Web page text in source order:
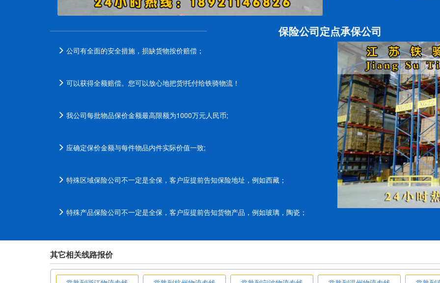
保险公司定点承保公司
公司有全面的安全措施，损缺货物按价赔偿；
可以获得全额赔偿。您可以放心地把货l托付给铁骑物流！
我公司每批物品保价金额最高限额为1000万元人民币;
应确定保价金额与每件物品内件实际价值一致;
特殊区域保险公司不一定是全保，客户应提前告知保险地址，例如西藏；
特殊产品保险公司不一定是全保，客户应提前告知货物产品，例如玻璃，陶瓷；
其它相关线路报价